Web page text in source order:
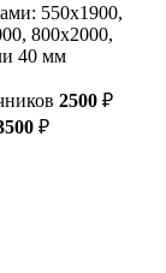
550х1900,
800х2000,
40 мм
2500 ₽
₽